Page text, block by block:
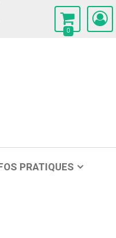
0
PRATIQUES